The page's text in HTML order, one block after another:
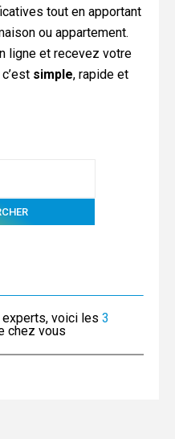
tout en apportant
ou appartement.
ligne et recevez votre
c’est simple, rapide et
experts, voici les3
chez vous